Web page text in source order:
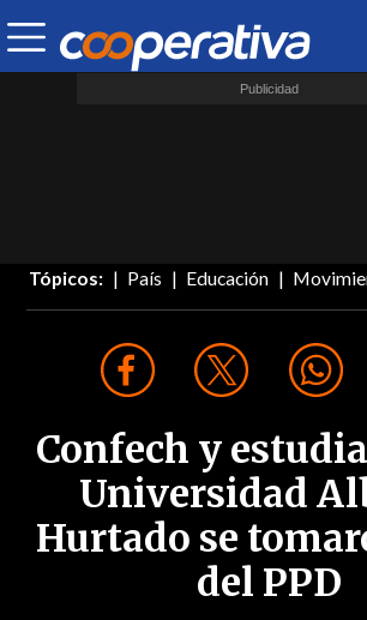
Tópicos: País Educación
Confech y
Universidad
Hurtado se
del PPD